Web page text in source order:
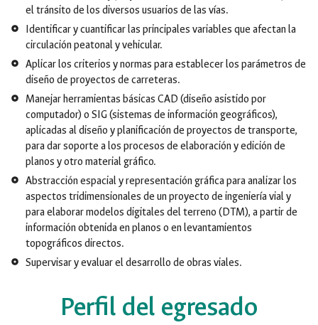
el tránsito de los diversos usuarios de las vías.
Identificar y cuantificar las principales variables que afectan la
circulación peatonal y vehicular.
Aplicar los criterios y normas para establecer los parámetros de
diseño de proyectos de carreteras.
Manejar herramientas básicas CAD (diseño asistido por
computador) o SIG (sistemas de información geográficos),
aplicadas al diseño y planificación de proyectos de transporte,
para dar soporte a los procesos de elaboración y edición de
planos y otro material gráfico.
Abstracción espacial y representación gráfica para analizar los
aspectos tridimensionales de un proyecto de ingeniería vial y
para elaborar modelos digitales del terreno (DTM), a partir de
información obtenida en planos o en levantamientos
topográficos directos.
Supervisar y evaluar el desarrollo de obras viales.
Perfil del egresado